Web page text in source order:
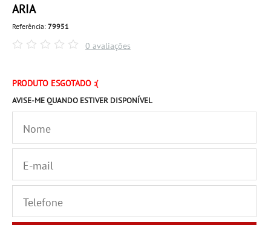
ARIA
Referência: 79951
0 avaliações
PRODUTO ESGOTADO :(
AVISE-ME QUANDO ESTIVER DISPONÍVEL